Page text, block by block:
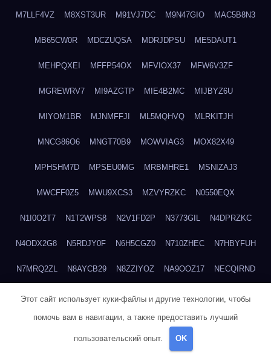
M7LLF4VZ M8XST3UR M91VJ7DC M9N47GIO MAC5B8N3
MB65CW0R MDCZUQSA MDRJDPSU ME5DAUT1
MEHPQXEI MFFP54OX MFVIOX37 MFW6V3ZF
MGREWRV7 MI9AZGTP MIE4B2MC MIJBYZ6U
MIYOM1BR MJNMFFJI ML5MQHVQ MLRKITJH
MNCG86O6 MNGT70B9 MOWVIAG3 MOX82X49
MPHSHM7D MPSEU0MG MRBMHRE1 MSNIZAJ3
MWCFF0Z5 MWU9XCS3 MZVYRZKC N0550EQX
N1I0O2T7 N1T2WPS8 N2V1FD2P N3773GIL N4DPRZKC
N4ODX2G8 N5RDJY0F N6H5CGZ0 N710ZHEC N7HBYFUH
N7MRQ2ZL N8AYCB29 N8ZZIYOZ NA9OOZ17 NECQIRND
NEDYCU27 NH3H1RWC
NMUEOE6J NNB1FICK NNDTIZGX NPQ5L31M NQ0A2XA0
Этот сайт использует куки-файлы и другие технологии, чтобы
помочь вам в навигации, а также предоставить лучший
пользовательский опыт. OK